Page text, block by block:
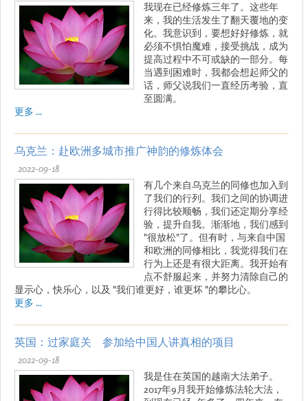
我现在已经修炼三年了。这些年
来，我的生活发生了翻天覆地的变
化。我意识到，要想好好修炼，就
必须不惧怕魔难，接受挑战，成为
提高过程中不可或缺的一部分。每
当遇到困难时，我都会想起师父的
话，师父说我们一直经历考验，直
至圆满。
更多 ...
乌克兰：赴欧洲多城市推广神韵的修炼体会
2022-09-18
有几个来自乌克兰的同修也加入到
了我们的行列。我们之间的协调进
行得比较顺畅，我们还定期分享经
验，提升自我。渐渐地，我们感到
"很放松"了。但有时，与来自中国
和欧洲的同修相比，我觉得我们在
行为上还是有很大距离。我开始有
点不舒服起来，并努力清除自己的
显示心，快乐心，以及 "我们谁更好，谁更坏 "的攀比心。
更多 ...
英国：过家庭关 参加给中国人讲真相的项目
2022-09-18
我是住在英国的越南大法弟子。
2017年9月我开始修炼法轮大法，